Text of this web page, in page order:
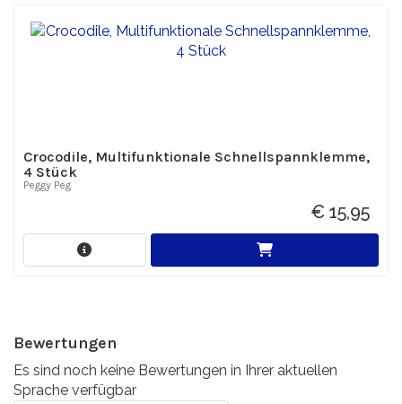
Crocodile, Multifunktionale Schnellspannklemme,
4 Stück
Peggy Peg
€ 15,95
Bewertungen
Es sind noch keine Bewertungen in Ihrer aktuellen
Sprache verfügbar